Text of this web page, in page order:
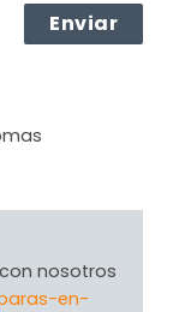
nosotros
en-